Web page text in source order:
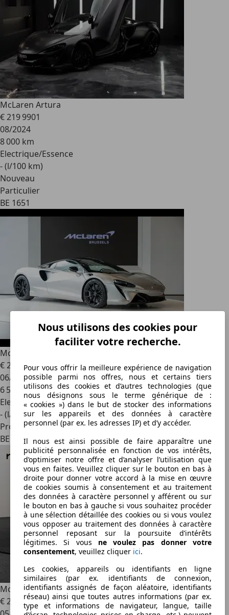
Nous utilisons des cookies pour
faciliter votre recherche.
Pour vous offrir la meilleure expérience de navigation
possible parmi nos offres, nous et certains tiers
utilisons des cookies et d’autres technologies (que
nous désignons sous le terme générique de :
« cookies ») dans le but de stocker des informations
sur les appareils et des données à caractère
personnel (par ex. les adresses IP) et d’y accéder.
Il nous est ainsi possible de faire apparaître une
publicité personnalisée en fonction de vos intérêts,
d’optimiser notre offre et d’analyser l’utilisation que
vous en faites. Veuillez cliquer sur le bouton en bas à
droite pour donner votre accord à la mise en œuvre
de cookies soumis à consentement et au traitement
des données à caractère personnel y afférent ou sur
le bouton en bas à gauche si vous souhaitez procéder
à une sélection détaillée des cookies ou si vous voulez
vous opposer au traitement des données à caractère
personnel reposant sur la poursuite d’intérêts
légitimes. Si vous ne voulez pas donner votre
consentement, veuillez cliquer ici.
Les cookies, appareils ou identifiants en ligne
similaires (par ex. identifiants de connexion,
identifiants assignés de façon aléatoire, identifiants
réseau) ainsi que toutes autres informations (par ex.
type et informations de navigateur, langue, taille
McLaren Artura
€ 219 9901
08/2024
8 000 km
Electrique/Essence
- (l/100 km)
Nouveau
Particulier
BE 1651
McLaren Artura
€ 230 000
06/2023
6 500 km
Electrique/Essence
- (l/100 km)
Professionnel
BE 1410
McLaren ArturaCoupé *PPF MAT** / Hyrbide
€ 236 8191